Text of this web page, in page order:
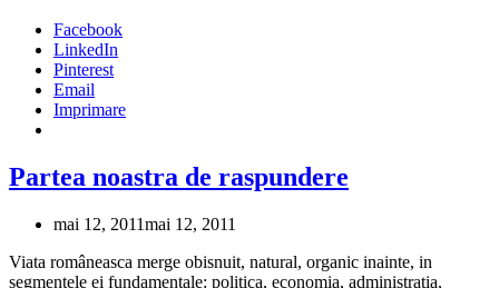
Facebook
LinkedIn
Pinterest
Email
Imprimare
Partea noastra de raspundere
mai 12, 2011mai 12, 2011
Viata româneasca merge obisnuit, natural, organic inainte, in
segmentele ei fundamentale: politica, economia, administratia,